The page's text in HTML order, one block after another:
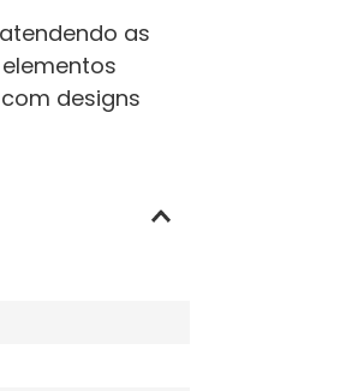
as
designs